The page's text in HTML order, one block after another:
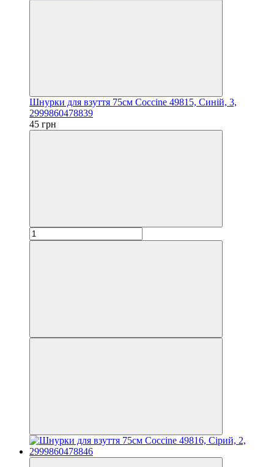
Шнурки для взуття 75см Coccine 49815, Синій, 3,
2999860478839
45 грн